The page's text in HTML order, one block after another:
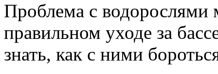
Проблема с водорослями
правильном уходе за
знать, как с ними